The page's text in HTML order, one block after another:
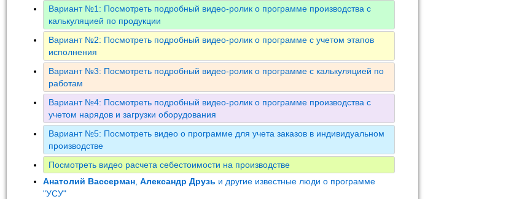
Вариант №1: Посмотреть подробный видео-ролик о программе производства с
калькуляцией по продукции
Вариант №2: Посмотреть подробный видео-ролик о программе с учетом этапов
исполнения
Вариант №3: Посмотреть подробный видео-ролик о программе с калькуляцией по
работам
Вариант №4: Посмотреть подробный видео-ролик о программе производства с
учетом нарядов и загрузки оборудования
Вариант №5: Посмотреть видео о программе для учета заказов в индивидуальном
производстве
Посмотреть видео расчета себестоимости на производстве
Анатолий Вассерман Александр Друзь и другие известные люди о программе
"УСУ"